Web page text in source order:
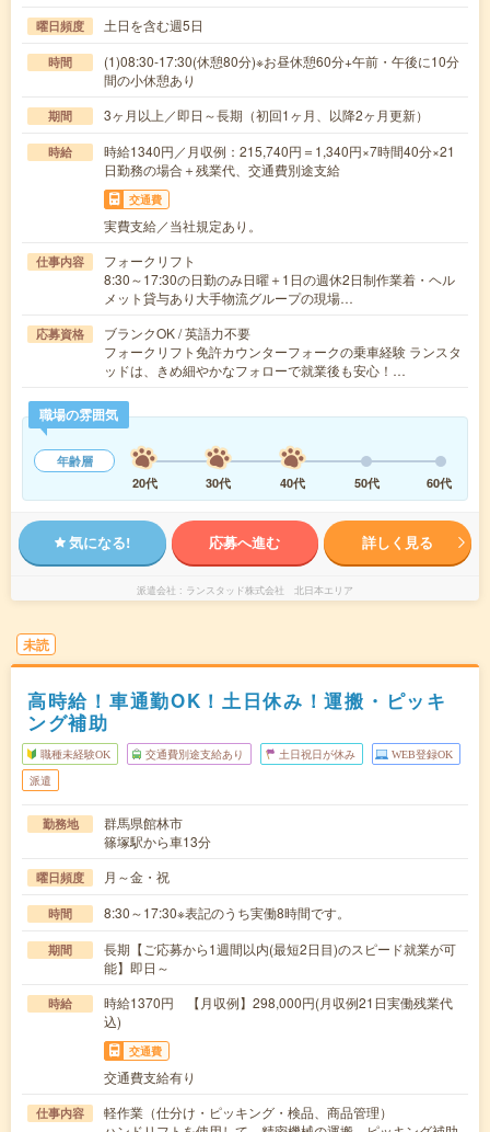
曜日頻度 土日を含む週5日
時間
(1)08:30-17:30(休憩80分)※お昼休憩60分+午前・午後に10分
間の小休憩あり
期間 3ヶ月以上／即日～長期（初回1ヶ月、以降2ヶ月更新）
時給
時給1340円／月収例：215,740円＝1,340円×7時間40分×21
日勤務の場合＋残業代、交通費別途支給
交通費
実費支給／当社規定あり。
仕事内容
フォークリフト
8:30～17:30の日勤のみ日曜＋1日の週休2日制作業着・ヘル
メット貸与あり大手物流グループの現場…
応募資格
ブランクOK / 英語力不要
フォークリフト免許カウンターフォークの乗車経験 ランスタ
ッドは、きめ細やかなフォローで就業後も安心！…
職場の雰囲気
年齢層
20代
30代 40代 50代 60代
気になる! 応募へ進む 詳しく見る
派遣会社 ランスタッド株式会社 北日本エリア
未読
高時給！車通勤OK！土日休み！運搬・ピッキ
ング補助
職種未経験OK 交通費別途支給あり 土日祝日が休み WEB登録OK
派遣
勤務地
群馬県館林市
篠塚駅から車13分
曜日頻度 月～金・祝
時間 8:30～17:30※表記のうち実働8時間です。
期間
長期【ご応募から1週間以内(最短2日目)のスピード就業が可
能】即日～
時給
時給1370円 【月収例】298,000円(月収例21日実働残業代
込)
交通費
交通費支給有り
仕事内容
軽作業（仕分け・ピッキング・検品、商品管理）